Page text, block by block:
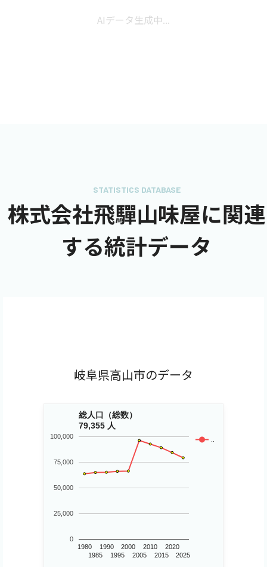
AIデータ生成中...
STATISTICS DATABASE
株式会社飛驒山味屋に関連
する統計データ
岐阜県高山市のデータ
総人口（総数）
79,355 人
..
1980
1985
1990
1995
2000
2005
2010
2015
2020
2025
0
25,000
50,000
75,000
100,000